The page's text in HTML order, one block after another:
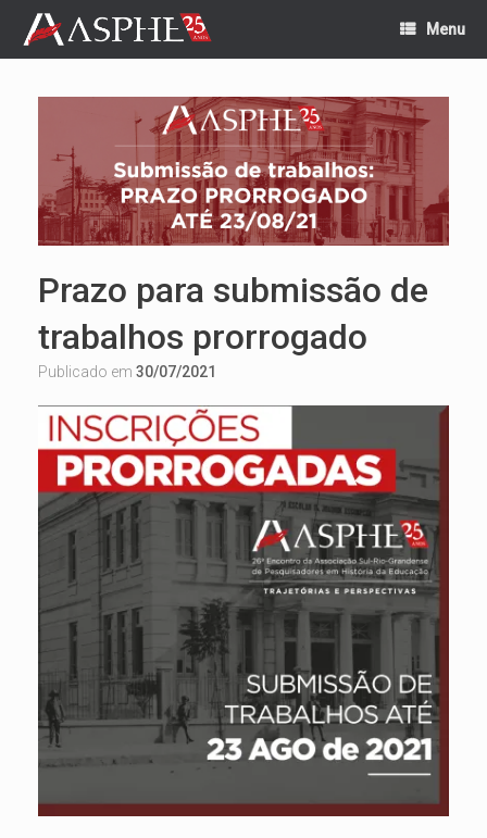
content
Menu
Prazo para submissão de
trabalhos prorrogado
Publicado em 30/07/2021